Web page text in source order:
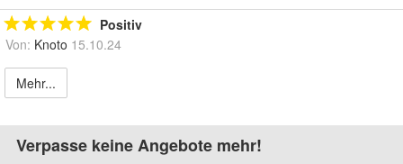
Positiv
Von: Knoto 15.10.24
Mehr...
Verpasse keine Angebote mehr!